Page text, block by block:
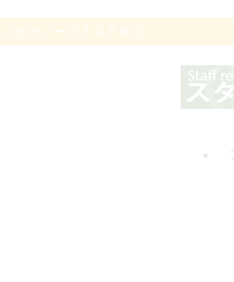
ビティーのＴＯＰ水上